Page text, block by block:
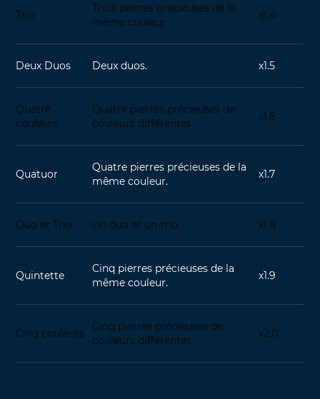
Trio
Trois pierres précieuses de la
même couleur
x1.4
Deux Duos Deux duos. x1.5
Quatre
couleurs
Quatre pierres précieuses de
couleurs différentes.
x1.6
Quatuor
Quatre pierres précieuses de la
même couleur.
x1.7
Duo et Trio Un duo et un trio. x1.8
Quintette
Cinq pierres précieuses de la
même couleur.
x1.9
Cinq couleurs
Cinq pierres précieuses de
couleurs différentes.
x2.0